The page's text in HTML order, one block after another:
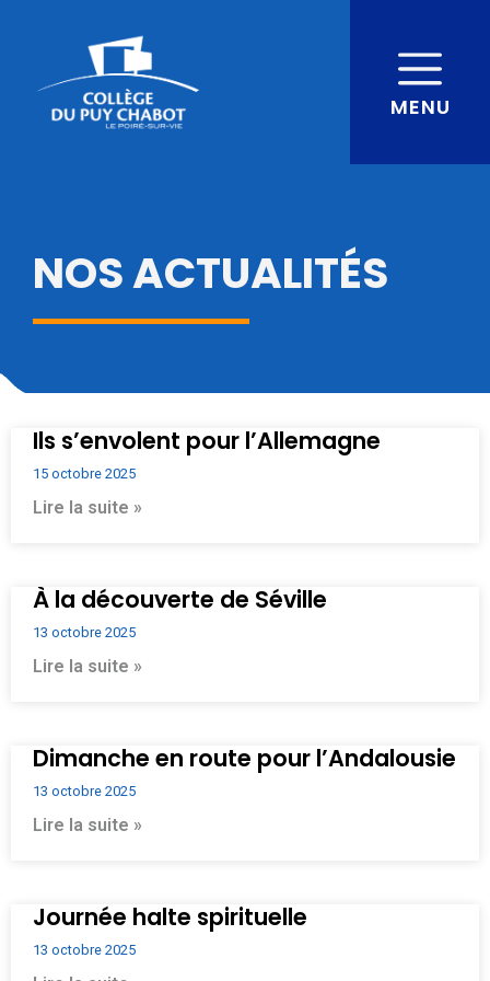
MENU
NOS ACTUALITÉS
Ils s’envolent pour l’Allemagne
15 octobre 2025
Lire la suite »
À la découverte de Séville
13 octobre 2025
Lire la suite »
Dimanche en route pour l’Andalousie
13 octobre 2025
Lire la suite »
Journée halte spirituelle
13 octobre 2025